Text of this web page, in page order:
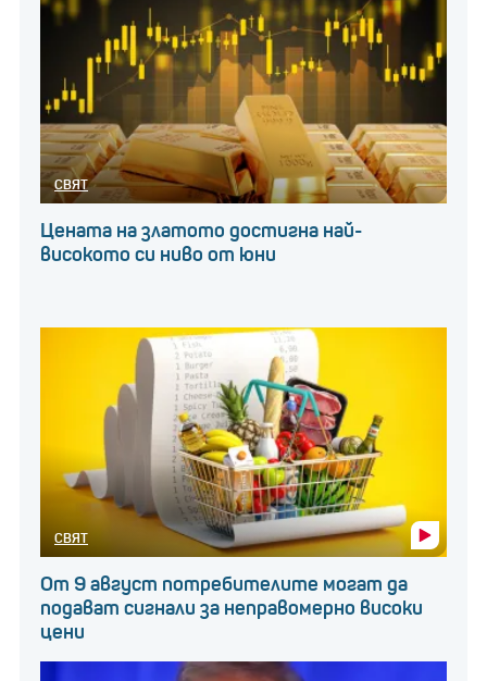
СВЯТ
Цената на златото достигна най-
високото си ниво от юни
СВЯТ
От 9 август потребителите могат да
подават сигнали за неправомерно високи
цени